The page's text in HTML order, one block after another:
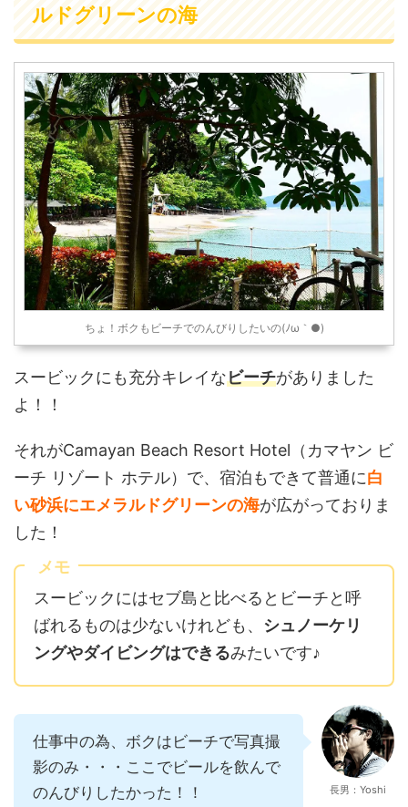
ルドグリーンの海
ちょ！ボクもビーチでのんびりしたいの(ﾉω｀●)
スービックにも充分キレイなビーチがありました
よ！！
それがCamayan Beach Resort Hotel（カマヤン ビ
ーチ リゾート ホテル）で、宿泊もできて普通に白
い砂浜にエメラルドグリーンの海が広がっておりま
した！
メモ
スービックにはセブ島と比べるとビーチと呼
ばれるものは少ないけれども、 シュノーケリ
ングやダイビングはできるみたいです♪
仕事中の為、ボクはビーチで写真撮
影のみ・・・ここでビールを飲んで
のんびりしたかった！！
長男：Yoshi